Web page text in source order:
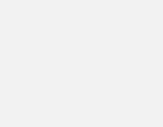
und eine erfüllende
dann ist die Tätigkeit als
für dich. Dein